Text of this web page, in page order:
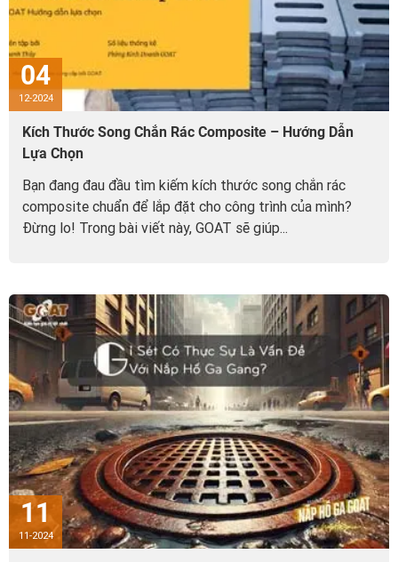
04
12-2024
Kích Thước Song Chắn Rác Composite – Hướng Dẫn
Lựa Chọn
Bạn đang đau đầu tìm kiếm kích thước song chắn rác
composite chuẩn để lắp đặt cho công trình của mình?
Đừng lo! Trong bài viết này, GOAT sẽ giúp...
11
11-2024